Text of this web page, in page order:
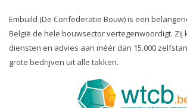
Embuild (De Confederatie Bouw) is een
België de hele bouwsector vertegenwoordigt. Zij
diensten en advies aan méér dan 15.000
grote bedrijven uit alle takken.